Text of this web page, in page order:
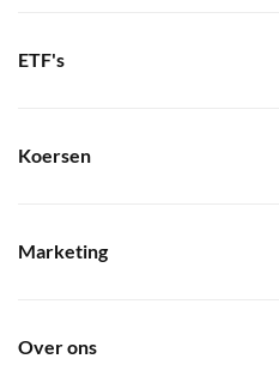
ETF's
Koersen
Marketing
Over ons